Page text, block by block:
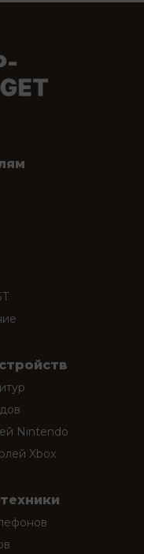
Nintendo
Xbox